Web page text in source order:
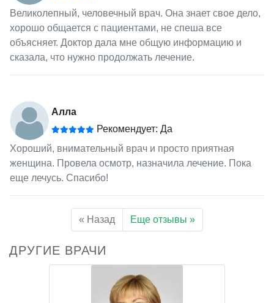
Великолепный, человечный врач. Она знает свое дело,
хорошо общается с пациентами, не спеша все
объясняет. Доктор дала мне общую информацию и
сказала, что нужно продолжать лечение.
Алла
Рекомендует: Да
Хороший, внимательный врач и просто приятная
женщина. Провела осмотр, назначила лечение. Пока
еще лечусь. Спасибо!
« Назад Еще отзывы »
ДРУГИЕ ВРАЧИ